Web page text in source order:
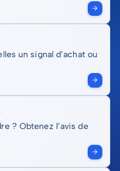
un signal d’achat ou
? Obtenez l’avis de